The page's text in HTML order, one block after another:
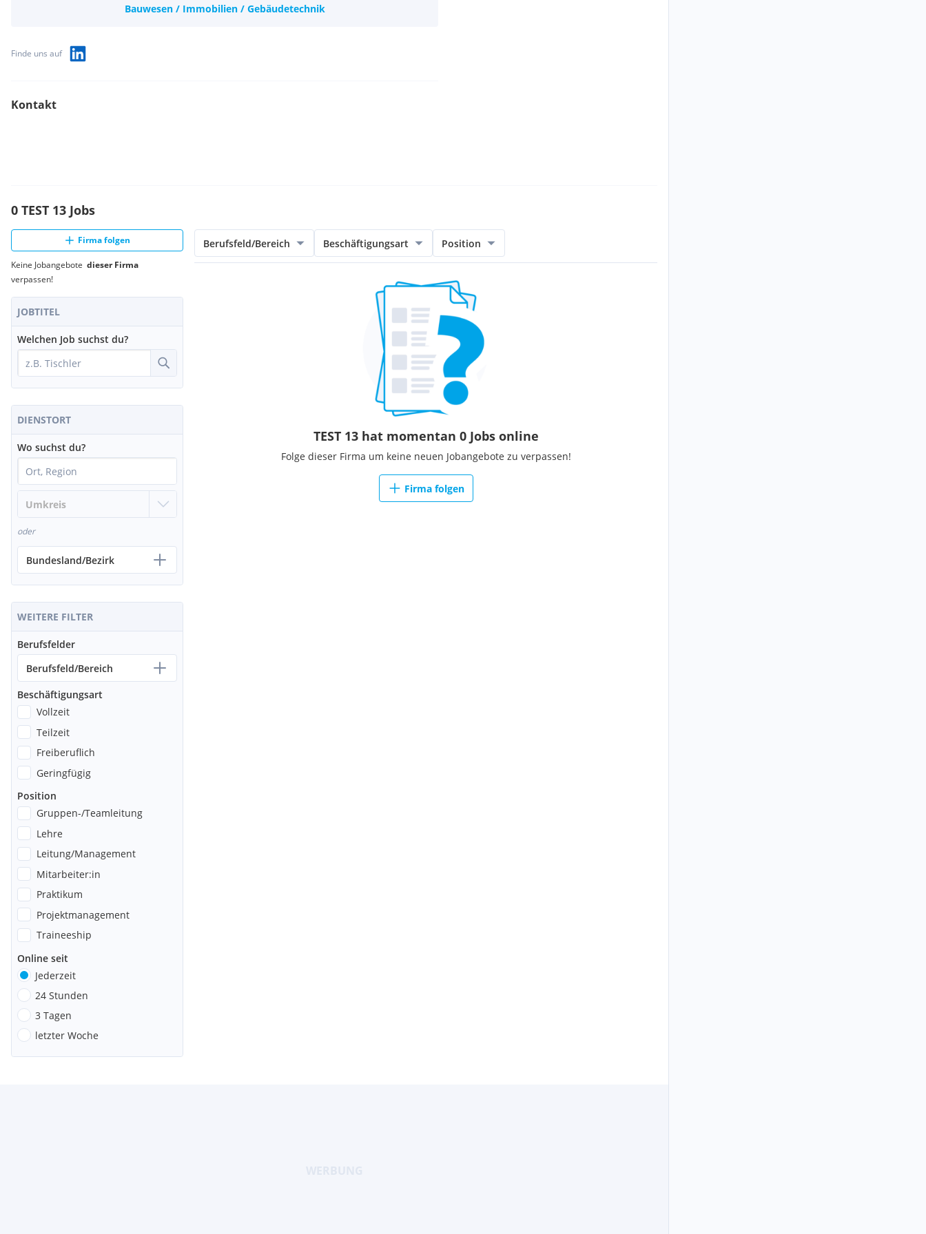
Bauwesen / Immobilien / Gebäudetechnik
Finde uns auf
Kontakt
0 TEST 13 Jobs
Firma folgen
Keine Jobangebote dieser Firma
verpassen!
JOBTITEL
Welchen Job suchst du?
DIENSTORT
Wo suchst du?
oder
Bundesland/Bezirk
WEITERE FILTER
Berufsfelder
Berufsfeld/Bereich
Beschäftigungsart
Vollzeit
Teilzeit
Freiberuflich
Geringfügig
Position
Gruppen-/Teamleitung
Lehre
Leitung/Management
Mitarbeiter:in
Praktikum
Projektmanagement
Traineeship
Online seit
Jederzeit
24 Stunden
3 Tagen
letzter Woche
Berufsfeld/Bereich Beschäftigungsart Position
TEST 13 hat momentan 0 Jobs online
Folge dieser Firma um keine neuen Jobangebote zu verpassen!
Firma folgen